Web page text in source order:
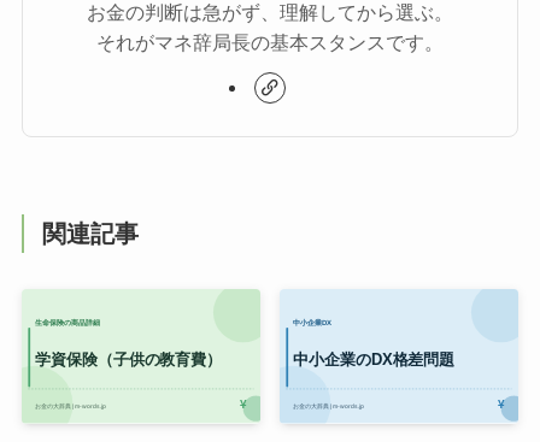
お金の判断は急がず、理解してから選ぶ。
それがマネ辞局長の基本スタンスです。
関連記事